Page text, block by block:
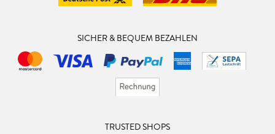
SICHER & BEQUEM BEZAHLEN
TRUSTED SHOPS